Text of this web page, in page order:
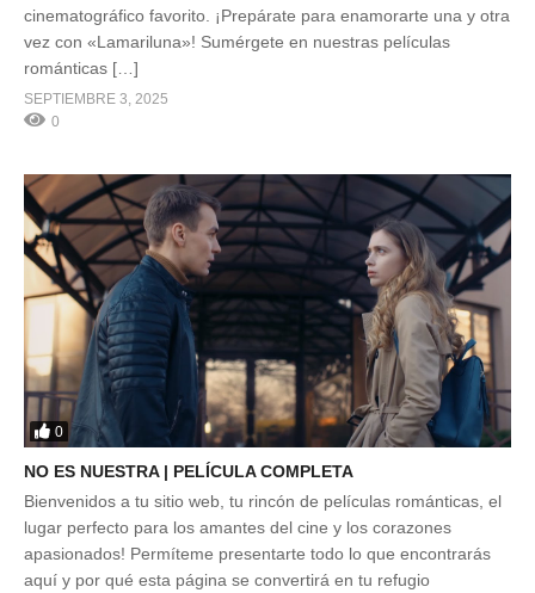
cinematográfico favorito. ¡Prepárate para enamorarte una y otra
vez con «Lamariluna»! Sumérgete en nuestras películas
románticas […]
SEPTIEMBRE 3, 2025
0
0
NO ES NUESTRA | PELÍCULA COMPLETA
Bienvenidos a tu sitio web, tu rincón de películas románticas, el
lugar perfecto para los amantes del cine y los corazones
apasionados! Permíteme presentarte todo lo que encontrarás
aquí y por qué esta página se convertirá en tu refugio